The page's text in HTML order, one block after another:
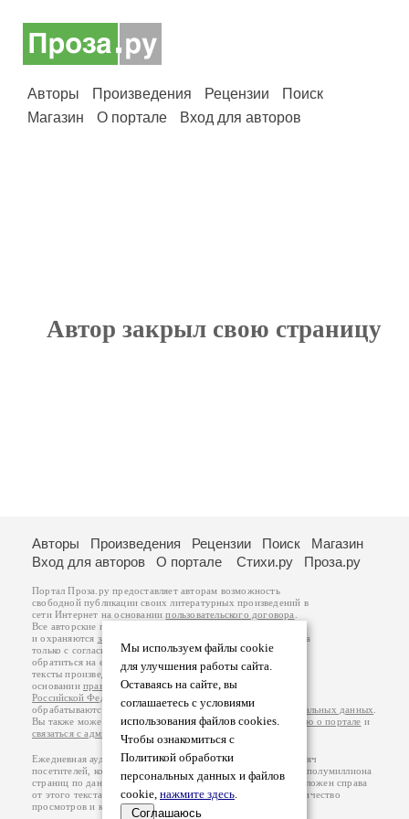
Авторы Произведения Рецензии
Поиск
Магазин
О портале Вход для авторов
Автор закрыл свою страницу
Мы используем файлы cookie
для улучшения работы сайта.
Оставаясь на сайте, вы
соглашаетесь с условиями
использования файлов cookies.
Чтобы ознакомиться с
Политикой обработки
персональных данных и файлов
cookie, нажмите здесь.
Соглашаюсь
Авторы Произведения Рецензии Поиск
Магазин
Вход для авторов
О портале Стихи.ру Проза.ру
Портал Проза.ру предоставляет авторам возможность
свободной публикации своих литературных произведений в
сети Интернет на основаниипользовательского договора
Все авторские права на произведения принадлежат авторам
и охраняются законом
. Перепечатка произведений возможна
только с согласия его автора, к которому вы можете
обратиться на его авторской странице. Ответственность за
тексты произведений авторы несут самостоятельно на
основанииправил публикацииизаконодательства
Российской Федерации
обрабатываются на основанииПолитики обработки персональных данных
Вы также можете посмотреть более подробнуюинформацию о портале и
связаться с администрацией
Ежедневная аудитория портала Проза.ру – порядка 100 тысяч
посетителей, которые в общей сумме просматривают более полумиллиона
страниц по данным счетчика посещаемости, который расположен справа
от этого текста. В каждой графе указано по две цифры: количество
просмотров и количество посетителей.